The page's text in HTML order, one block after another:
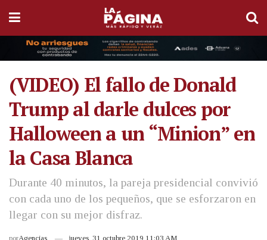
(VIDEO) El fallo de Donald
Trump al darle dulces por
Halloween a un “Minion” en
la Casa Blanca
Durante 40 minutos, la pareja presidencial convivió
con cada uno de los pequeños, que se esforzaron en
llegar con su mejor disfraz.
porAgencias jueves, 31 octubre 2019 11:03 AM